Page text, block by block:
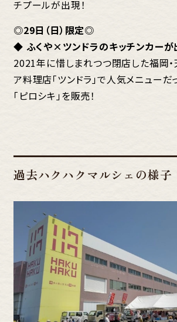
チプールが出現！
◎29日（日）限定◎
◆ ふくや×ツンドラのキッチンカーが
2021年に惜しまれつつ閉店した福岡
ア料理店「ツンドラ」で人気メニューだ
「ピロシキ」を販売！
過去ハクハクマルシェの様子